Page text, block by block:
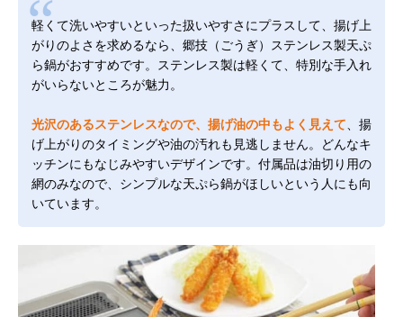
軽くて洗いやすいといった扱いやすさにプラスして、揚げ上
がりのよさを求めるなら、郷技（ごうぎ）ステンレス製天ぷ
ら鍋がおすすめです。ステンレス製は軽くて、特別な手入れ
がいらないところが魅力。
光沢のあるステンレスなので、揚げ油の中もよく見えて 、揚
げ上がりのタイミングや油の汚れも見逃しません。どんなキ
ッチンにもなじみやすいデザインです。付属品は油切り用の
網のみなので、シンプルな天ぷら鍋がほしいという人にも向
いています。